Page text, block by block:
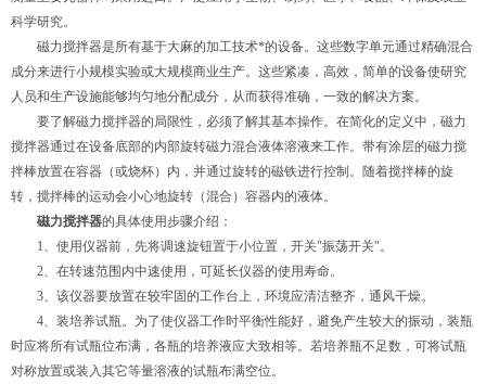
科学研究。
磁力搅拌器是所有基于大麻的加工技术*的设备。这些数字单元通过精确混合
成分来进行小规模实验或大规模商业生产。这些紧凑，高效，简单的设备使研究
人员和生产设施能够均匀地分配成分，从而获得准确，一致的解决方案。
要了解磁力搅拌器的局限性，必须了解其基本操作。在简化的定义中，磁力
搅拌器通过在设备底部的内部旋转磁力混合液体溶液来工作。带有涂层的磁力搅
拌棒放置在容器（或烧杯）内，并通过旋转的磁铁进行控制。随着搅拌棒的旋
转，搅拌棒的运动会小心地旋转（混合）容器内的液体。
磁力搅拌器的具体使用步骤介绍：
1、使用仪器前，先将调速旋钮置于小位置，开关"振荡开关"。
2、在转速范围内中速使用，可延长仪器的使用寿命。
3、该仪器要放置在较牢固的工作台上，环境应清洁整齐，通风干燥。
4、装培养试瓶。为了使仪器工作时平衡性能好，避免产生较大的振动，装瓶
时应将所有试瓶位布满，各瓶的培养液应大致相等。若培养瓶不足数，可将试瓶
对称放置或装入其它等量溶液的试瓶布满空位。